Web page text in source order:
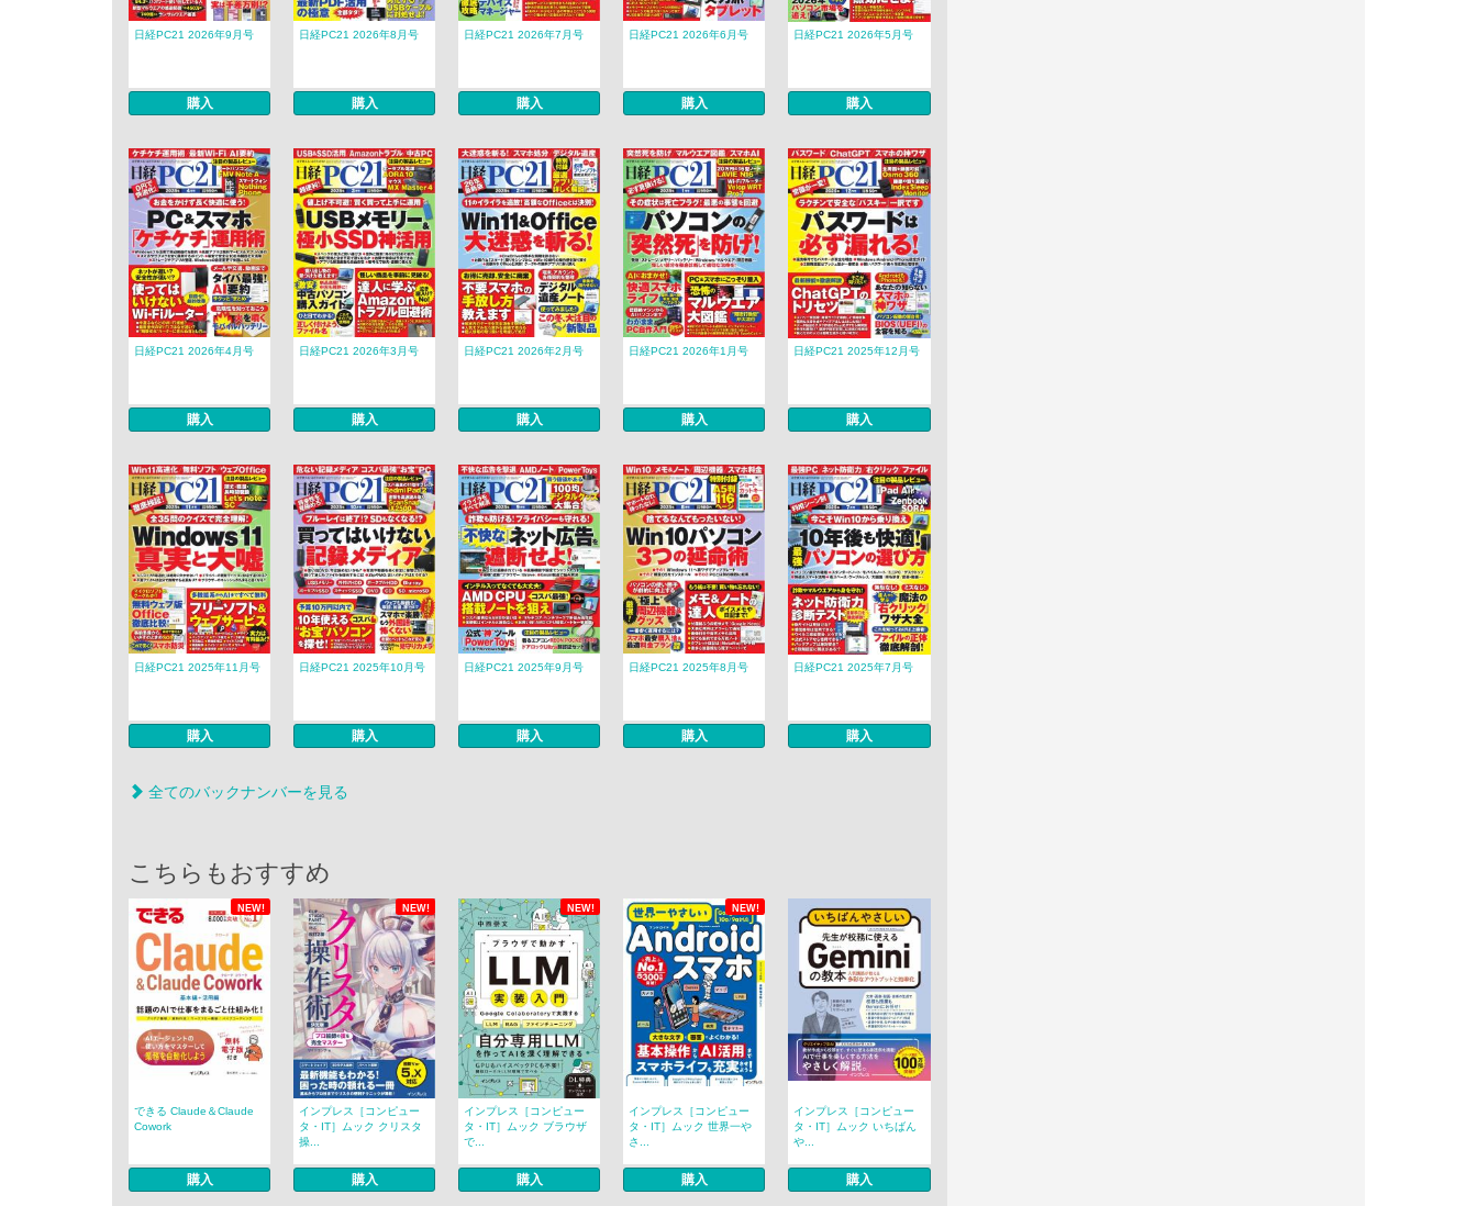
日経PC21 2026年9月号
購入
日経PC21 2026年8月号
購入
日経PC21 2026年7月号
購入
日経PC21 2026年6月号
購入
日経PC21 2026年5月号
購入
日経PC21 2026年4月号
購入
日経PC21 2026年3月号
購入
日経PC21 2026年2月号
購入
日経PC21 2026年1月号
購入
日経PC21 2025年12月号
購入
日経PC21 2025年11月号
購入
日経PC21 2025年10月号
購入
日経PC21 2025年9月号
購入
日経PC21 2025年8月号
購入
日経PC21 2025年7月号
購入
全てのバックナンバーを見る
こちらもおすすめ
NEW! NEW! NEW! NEW!
できる Claude＆Claude
Cowork
購入
インプレス［コンピュー
タ・IT］ムック クリスタ
操...
購入
インプレス［コンピュー
タ・IT］ムック ブラウザ
で...
購入
インプレス［コンピュー
タ・IT］ムック 世界一や
さ...
購入
インプレス［コンピュー
タ・IT］ムック いちばん
や...
購入